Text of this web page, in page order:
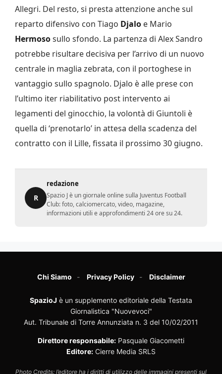
Allegri. Del resto, si presta attenzione anche sul
reparto difensivo con Tiago Djalo e Mario
Hermososullo sfondo. La partenza di Alex Sandro
potrebbe risultare decisiva per l’arrivo di un nuovo
centrale in maglia zebrata, con il portoghese in
vantaggio sullo spagnolo. Djalo è alle prese con
l’ultimo iter riabilitativo post intervento ai
legamenti del ginocchio, la volontà di Giuntoli è
quella di ‘prenotarlo’ in attesa della scadenza del
contratto con il Lille, fissata il prossimo 30 giugno.
R
redazione
Spazio J è un giornale online sulla Juventus Football
Club: foto, calciomercato, video, magazine,
informazioni utili e approfondimenti 24 ore su 24.
Chi Siamo Privacy Policy Disclaimer
SpazioJ è un supplemento editoriale della Testata
Giornalistica "Nuovevoci"
Aut. Tribunale di Torre Annunziata n. 3 del 10/02/2011
Direttore responsabile: Pasquale Giacometti
Editore: Cierre Media SRLS
Photo Credits: l’editore ha i diritti di utilizzo delle immagini presenti sul